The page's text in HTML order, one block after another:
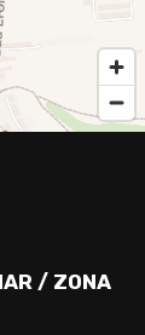
/ ZONA